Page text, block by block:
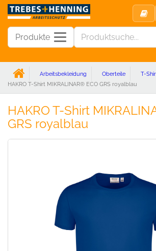
Produkte
Arbeitsbekleidung Oberteile
T-
HAKRO T-Shirt MIKRALINAR® ECO GRS royalblau
HAKRO T-Shirt
GRS royalblau